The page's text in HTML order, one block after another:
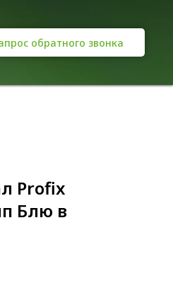
обратного звонка
Profix
Блю в